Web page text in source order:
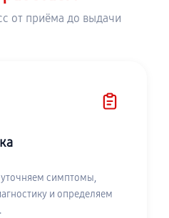
от приёма до выдачи
симптомы,
и определяем